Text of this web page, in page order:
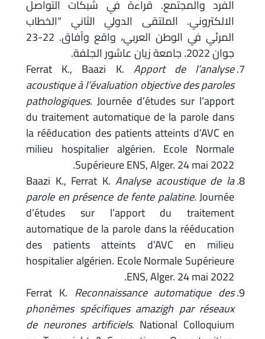
الفرد والمجتمع. قراءة في شبكات التواصل
الالكتروني. الملتقى الدولي الثاني “الخطاب
المرئي في الوطن العربي، واقع وآفاق. 22-23
جوان 2022. جامعة زيان عاشور الجلفة.
Ferrat K., Baazi K.Apport de l’analyse
acoustique à l’évaluation objective des paroles
pathologiques.Journée d’études sur l’apport
du traitement automatique de la parole dans
la rééducation des patients atteints d’AVC en
milieu hospitalier algérien. Ecole Normale
Supérieure ENS, Alger. 24 mai 2022.
Baazi K., Ferrat K.Analyse acoustique de la
parole en présence de fente palatine.Journée
d’études sur l’apport du traitement
automatique de la parole dans la rééducation
des patients atteints d’AVC en milieu
hospitalier algérien. Ecole Normale Supérieure
ENS, Alger. 24 mai 2022.
Ferrat K.Reconnaissance automatique des
phonèmes spécifiques amazigh par réseaux
de neurones artificiels . National Colloquium